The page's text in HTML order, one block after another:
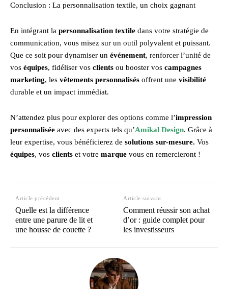
Conclusion : La personnalisation textile, un choix gagnant
En intégrant la personnalisation textile dans votre stratégie de
communication, vous misez sur un outil polyvalent et puissant.
Que ce soit pour dynamiser un événement, renforcer l’unité de
vos équipes, fidéliser vos clients ou booster vos campagnes
marketing, les vêtements personnalisés offrent une visibilité
durable et un impact immédiat.
N’attendez plus pour explorer des options comme l’impression
personnalisée avec des experts tels qu’Amikal Design. Grâce à
leur expertise, vous bénéficierez de solutions sur-mesure. Vos
équipes, vos clients et votre marque vous en remercieront !
Article précédent
Quelle est la différence
entre une parure de lit et
une housse de couette ?
Article suivant
Comment réussir son achat
d’or : guide complet pour
les investisseurs